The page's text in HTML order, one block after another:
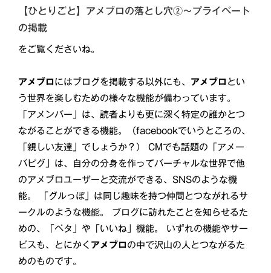
【ひとりごと】アメブロの落とし穴②～プライベート
の掲載
をご覧くださいね。
アメブロにはブログを掲載する以外にも、 アメブロとい
う世界を楽しむための様々な機能が備わっています。
「アメンバー」は、読者よりも更に深く特定の誰かとつ
ながることができる機能。（facebookでいうところの、
「親しい友達」でしょうか？） CMでも話題の「アメー
バピグ」は、自分の分身を作ってバーチャルな世界で他
のアメブロユーザーと交流ができる、SNSのような機
能。 「グルっぽ」は同じ趣味を持つ仲間とつながれるサ
ークルのような機能。 ブログに訪れたことを知らせるた
めの、「ペタ」や「いいね」機能。 いずれの機能やサー
ビスも、とにかくアメブロの中で沢山の人とつながるた
めのものです。